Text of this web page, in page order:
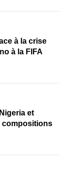
à la crise
à la FIFA
et
compositions